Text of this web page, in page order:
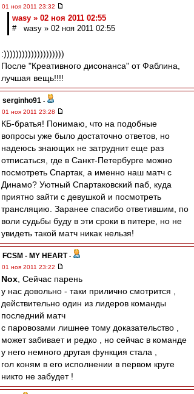
01 ноя 2011 23:32
wasy » 02 ноя 2011 02:55
# wasy » 02 ноя 2011 02:55
:))))))))))))))))))))
После "Креативного дисонанса" от Фаблина,
лучшая вещь!!!!
serginho91 -
01 ноя 2011 23:28
КБ-братья! Понимаю, что на подобные
вопросы уже было достаточно ответов, но
надеюсь знающих не затруднит еще раз
отписаться, где в Санкт-Петербурге можно
посмотреть Спартак, а именно наш матч с
Динамо? Уютный Спартаковский паб, куда
приятно зайти с девушкой и посмотреть
трансляцию. Заранее спасибо ответившим, по
воли судьбы буду в эти сроки в питере, но не
увидеть такой матч никак нельзя!
FCSM - MY HEART -
01 ноя 2011 23:22
Nox , Сейчас парень
у нас довольно - таки прилично смотрится ,
действительно один из лидеров команды
последний матч
с паровозами лишнее тому доказательство ,
может забивает и редко , но сейчас в команде
у него немного другая функция стала ,
гол коням в его исполнении в первом круге
никто не забудет !